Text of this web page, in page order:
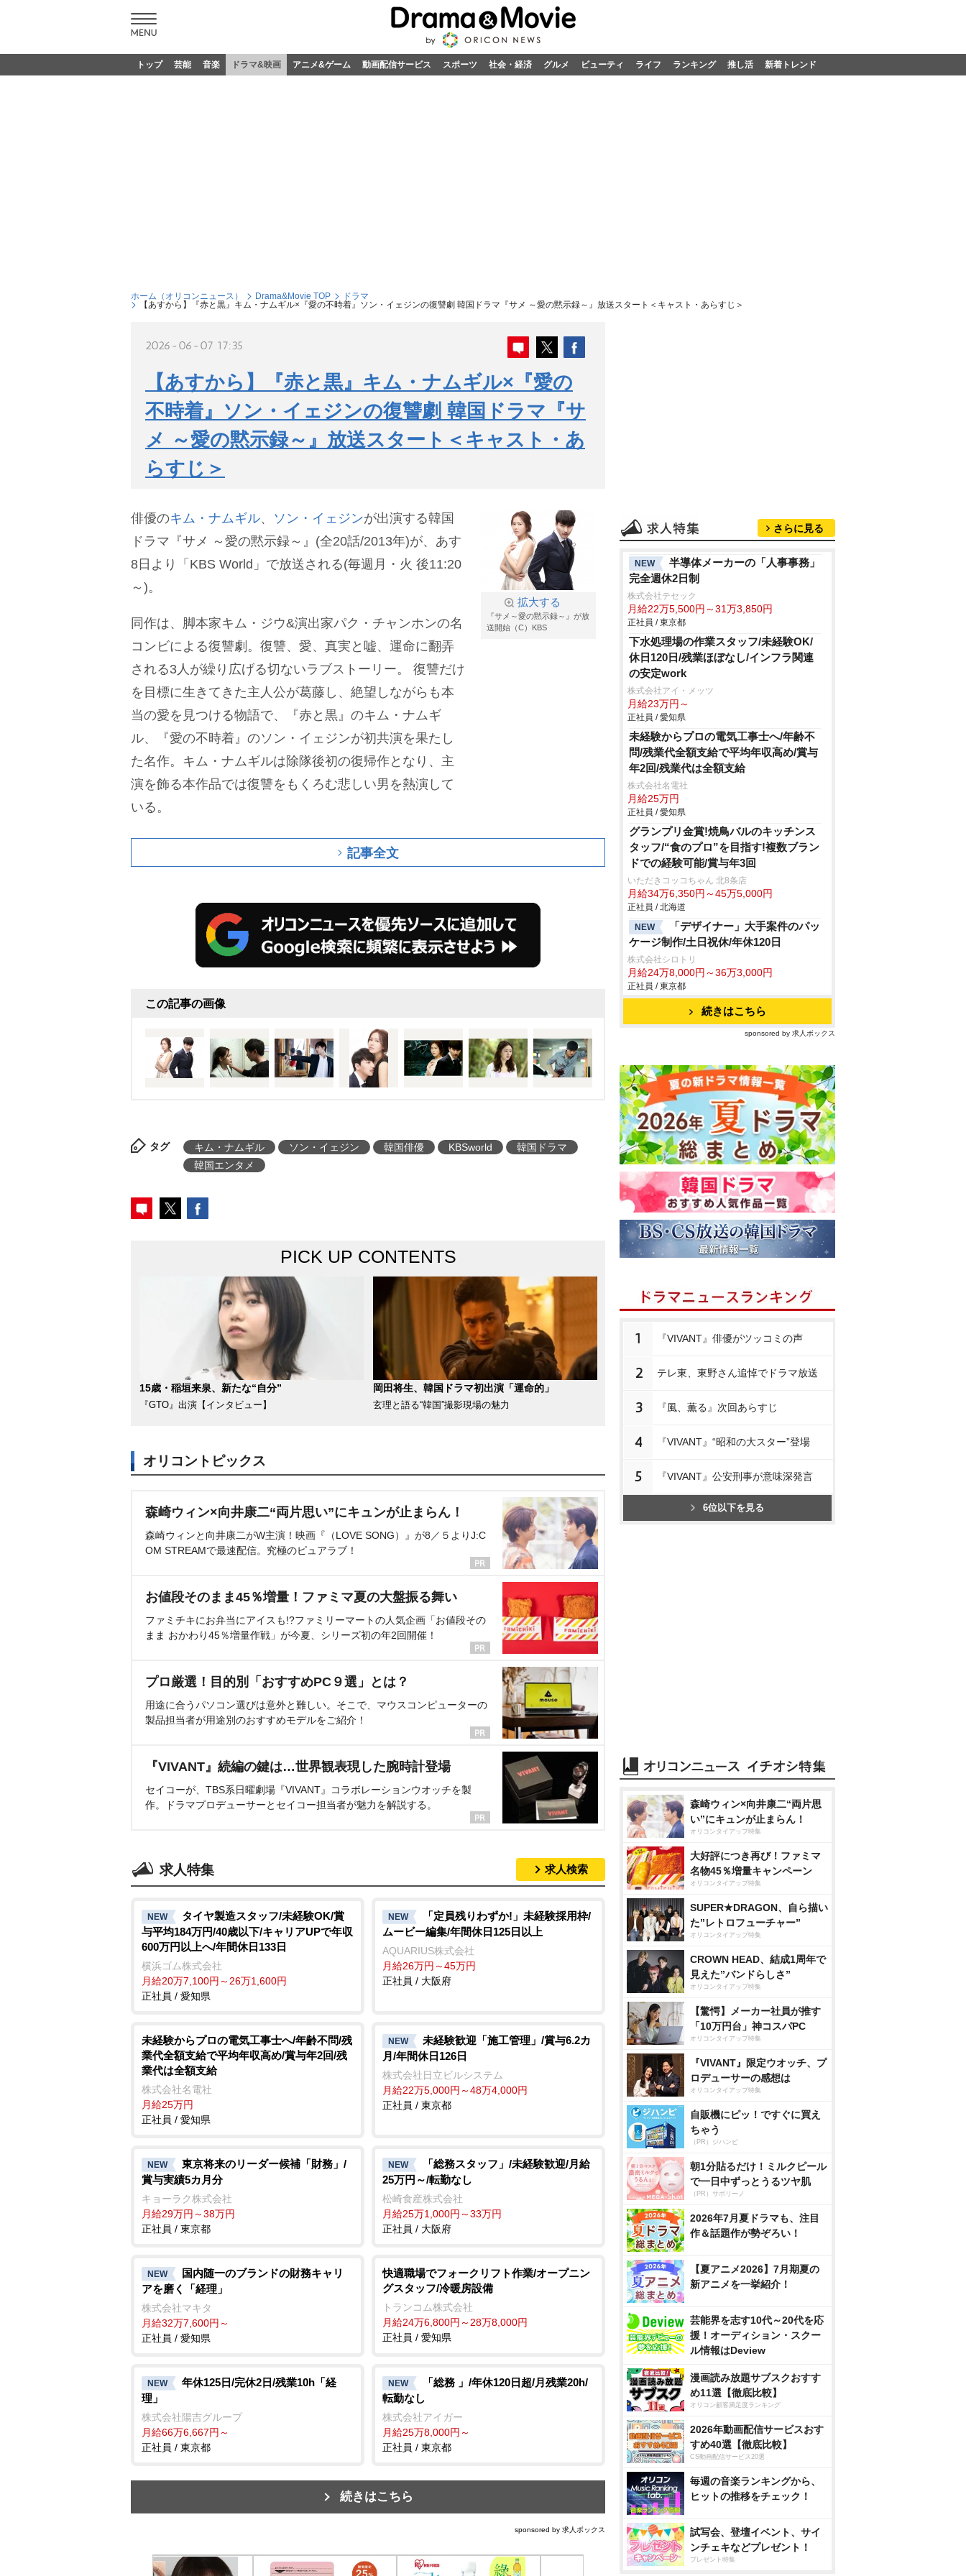
トップ 芸能 音楽 ドラマ&映画 アニメ&ゲーム 動画配信サービス スポーツ 社会・経済 グルメ ビューティ ライフ ランキング 推し活 新着トレンド
ホーム（オリコンニュース） Drama&Movie TOP
ドラマ
【あすから】『赤と黒』キム・ナムギル×『愛の不時着』ソン・イェジンの復讐劇 韓国ドラマ『サメ ～愛の黙示録～』放送スタート＜キャスト・あらすじ＞
2026-06-07 17:35
【あすから】『赤と黒』キム・ナムギル×『愛の
不時着』ソン・イェジンの復讐劇 韓国ドラマ『サ
メ ～愛の黙示録～』放送スタート＜キャスト・あ
らすじ＞
拡大する
『サメ～愛の黙示録～』が放
送開始（C）KBS
俳優のキム・ナムギル、 ソン・イェジンが出演する韓国
ドラマ『サメ ～愛の黙示録～』(全20話/2013年)が、あす
8日より「KBS World」で放送される(毎週月・火 後11:20
～)。
同作は、脚本家キム・ジウ&演出家パク・チャンホンの名
コンビによる復讐劇。復讐、愛、真実と嘘、運命に翻弄
される3人が繰り広げる切ないラブストーリー。
復讐だけ
を目標に生きてきた主人公が葛藤し、絶望しながらも本
当の愛を見つける物語で、『赤と黒』のキム・ナムギ
ル、『愛の不時着』のソン・イェジンが初共演を果たし
た名作。キム・ナムギルは除隊後初の復帰作となり、主
演を飾る本作品では復讐をもくろむ悲しい男を熱演して
いる。
記事全文
この記事の画像
タグ キム・ナムギル ソン・イェジン 韓国俳優 KBSworld
韓国ドラマ
韓国エンタメ
PICK UP CONTENTS
15歳・稲垣来泉、新たな“自分”
『GTO』出演【インタビュー】
岡田将生、韓国ドラマ初出演「運命的」
玄理と語る“韓国”撮影現場の魅力
オリコントピックス
森崎ウィン×向井康二“両片思い”にキュンが止まらん！
森崎ウィンと向井康二がW主演！映画『（LOVE SONG）』が8／５よりJ:C
OM STREAMで最速配信。究極のピュアラブ！
お値段そのまま45％増量！ファミマ夏の大盤振る舞い
ファミチキにお弁当にアイスも!?ファミリーマートの人気企画「お値段その
まま おかわり45％増量作戦」が今夏、シリーズ初の年2回開催！
プロ厳選！目的別「おすすめPC９選」とは？
用途に合うパソコン選びは意外と難しい。そこで、マウスコンピューターの
製品担当者が用途別のおすすめモデルをご紹介！
『VIVANT』続編の鍵は…世界観表現した腕時計登場
セイコーが、TBS系日曜劇場『VIVANT』コラボレーションウオッチを製
作。ドラマプロデューサーとセイコー担当者が魅力を解説する。
求人特集 求人検索
NEW
タイヤ製造スタッフ/未経験OK/賞
与平均184万円/40歳以下/キャリアUPで年収
600万円以上へ/年間休日133日
横浜ゴム株式会社
月給20万7,100円～26万1,600円
正社員 / 愛知県
NEW
「定員残りわずか!」未経験採用枠/
ムービー編集/年間休日125日以上
AQUARIUS株式会社
月給26万円～45万円
正社員 / 大阪府
未経験からプロの電気工事士へ/年齢不問/残
業代全額支給で平均年収高め/賞与年2回/残
業代は全額支給
株式会社名電社
月給25万円
正社員 / 愛知県
NEW
未経験歓迎「施工管理」/賞与6.2カ
月/年間休日126日
株式会社日立ビルシステム
月給22万5,000円～48万4,000円
正社員 / 東京都
NEW
東京将来のリーダー候補「財務」/
賞与実績5カ月分
キョーラク株式会社
月給29万円～38万円
正社員 / 東京都
NEW
「総務スタッフ」/未経験歓迎/月給
25万円～/転勤なし
松崎食産株式会社
月給25万1,000円～33万円
正社員 / 大阪府
NEW
国内随一のブランドの財務キャリ
アを磨く「経理」
株式会社マキタ
月給32万7,600円～
正社員 / 愛知県
快適職場でフォークリフト作業/オープニン
グスタッフ/冷暖房設備
トランコム株式会社
月給24万6,800円～28万8,000円
正社員 / 愛知県
NEW
年休125日/完休2日/残業10h「経
理」
株式会社陽吉グループ
月給66万6,667円～
正社員 / 東京都
NEW
「総務 」/年休120日超/月残業20h/
転勤なし
株式会社アイガー
月給25万8,000円～
正社員 / 東京都
続きはこちら
sponsored by 求人ボックス
さらに見る
NEW
半導体メーカーの「人事事務」
完全週休2日制
株式会社テセック
月給22万5,500円～31万3,850円
正社員 / 東京都
下水処理場の作業スタッフ/未経験OK/
休日120日/残業ほぼなし/インフラ関連
の安定work
株式会社アイ・メッツ
月給23万円～
正社員 / 愛知県
未経験からプロの電気工事士へ/年齢不
問/残業代全額支給で平均年収高め/賞与
年2回/残業代は全額支給
株式会社名電社
月給25万円
正社員 / 愛知県
グランプリ金賞!焼鳥バルのキッチンス
タッフ/“食のプロ”を目指す!複数ブラン
ドでの経験可能/賞与年3回
いただきコッコちゃん 北8条店
月給34万6,350円～45万5,000円
正社員 / 北海道
NEW
「デザイナー」大手案件のパッ
ケージ制作/土日祝休/年休120日
株式会社シロトリ
月給24万8,000円～36万3,000円
正社員 / 東京都
続きはこちら
sponsored by 求人ボックス
1 『VIVANT』俳優がツッコミの声
2 テレ東、東野さん追悼でドラマ放送
3 『風、薫る』次回あらすじ
4 『VIVANT』“昭和の大スター”登場
5 『VIVANT』公安刑事が意味深発言
6位以下を見る
森崎ウィン×向井康二“両片思
い”にキュンが止まらん！
オリコンタイアップ特集
大好評につき再び！ファミマ
名物45％増量キャンペーン
オリコンタイアップ特集
SUPER★DRAGON、自ら描い
た”レトロフューチャー”
オリコンタイアップ特集
CROWN HEAD、結成1周年で
見えた”バンドらしさ”
オリコンタイアップ特集
【驚愕】メーカー社員が推す
「10万円台」神コスパPC
オリコンタイアップ特集
『VIVANT』限定ウオッチ、プ
ロデューサーの感想は
オリコンタイアップ特集
自販機にピッ！ですぐに買え
ちゃう
（PR）ジハンピ
朝1分貼るだけ！ミルクピール
で一日中ずっとうるツヤ肌
（PR）サボリーノ
2026年7月夏ドラマも、注目
作＆話題作が勢ぞろい！
【夏アニメ2026】7月期夏の
新アニメを一挙紹介！
芸能界を志す10代～20代を応
援！オーディション・スクー
ル情報はDeview
漫画読み放題サブスクおすす
め11選【徹底比較】
オリコン顧客満足度ランキング
2026年動画配信サービスおす
すめ40選【徹底比較】
CS動画配信サービス20選
毎週の音楽ランキングから、
ヒットの推移をチェック！
試写会、登壇イベント、サイ
ンチェキなどプレゼント！
プレゼント特集